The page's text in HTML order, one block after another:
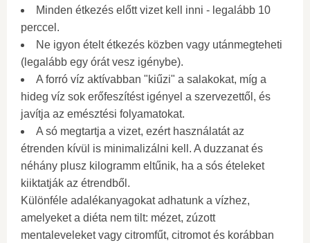
Minden étkezés előtt vizet kell inni - legalább 10
perccel.
Ne igyon ételt étkezés közben vagy utánmegteheti
(legalább egy órát vesz igénybe).
A forró víz aktívabban "kiűzi" a salakokat, míg a
hideg víz sok erőfeszítést igényel a szervezettől, és
javítja az emésztési folyamatokat.
A só megtartja a vizet, ezért használatát az
étrenden kívül is minimalizálni kell. A duzzanat és
néhány plusz kilogramm eltűnik, ha a sós ételeket
kiiktatják az étrendből.
Különféle adalékanyagokat adhatunk a vízhez,
amelyeket a diéta nem tilt: mézet, zúzott
mentaleveleket vagy citromfűt, citromot és korábban